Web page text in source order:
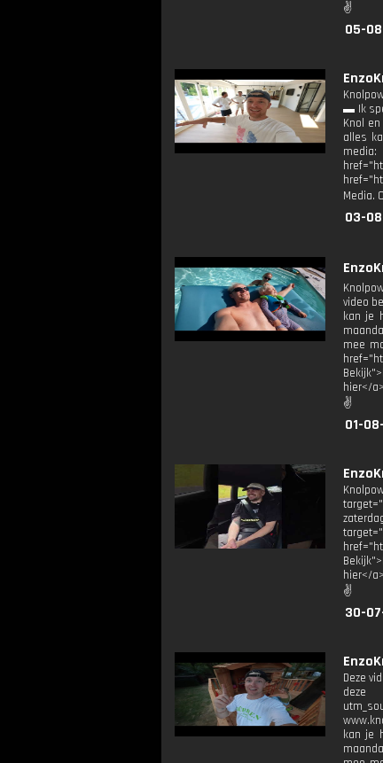
✌
05-
▬ Ik
Knol
alles
Media.
03-
video
kan je
mee
hier</
✌
01-
hier</
✌
30-
Deze
kan je